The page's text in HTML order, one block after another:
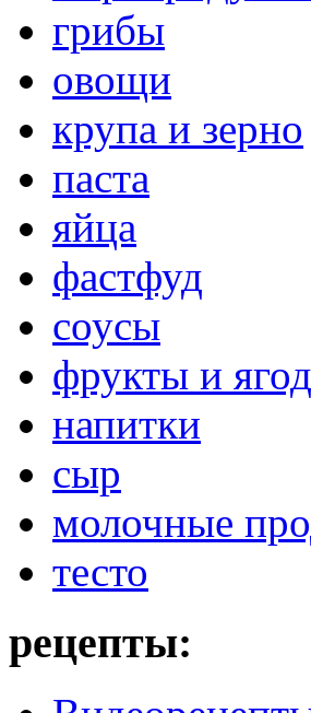
грибы
овощи
крупа и зерно
паста
яйца
фастфуд
соусы
фрукты и
напитки
сыр
молочные
тесто
рецепты: